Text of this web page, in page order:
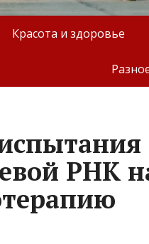
Красота и здоровье
РНК